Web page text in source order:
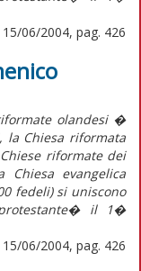
06/2004, pag. 426
olandesi �
la Chiesa riformata
riformate dei
Chiesa evangelica
fedeli) si uniscono
il 1�
06/2004, pag. 426